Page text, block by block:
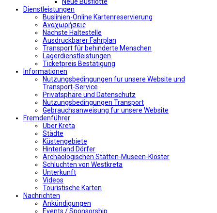
Dienstleistungen
Buslinien-Online Kartenreservierung
Αναχωρήσεις
Nächste Haltestelle
Αusdruckbarer Fahrplan
Transport für behinderte Menschen
Lagerdienstleistungen
Ticketpreis Bestätigung
Informationen
Nutzungsbedingungen fur unsere Website und
Transport-Service
Privatsphäre und Datenschutz
Nutzungsbedingungen Transport
Gebrauchsanweisung fur unsere Website
Fremdenführer
Uber Kreta
Städte
Küstengebiete
Hinterland Dörfer
Archäologischen Stätten-Museen-Klöster
Schluchten von Westkreta
Unterkunft
Videos
Touristische Karten
Nachrichten
Ankündigungen
Events / Sponsorship